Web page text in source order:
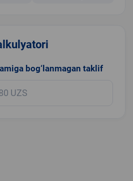
bog‘lanmagan taklif